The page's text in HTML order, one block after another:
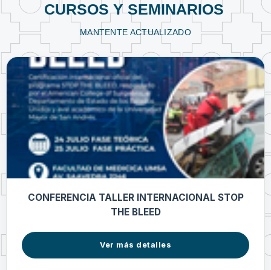
CURSOS Y SEMINARIOS
MANTENTE ACTUALIZADO
CONFERENCIA TALLER INTERNACIONAL STOP
THE BLEED
Ver más detalles